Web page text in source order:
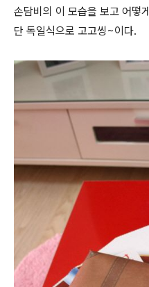
손담비의 이 모습을 보고 어떻
단 독일식으로 고고씽~이다.